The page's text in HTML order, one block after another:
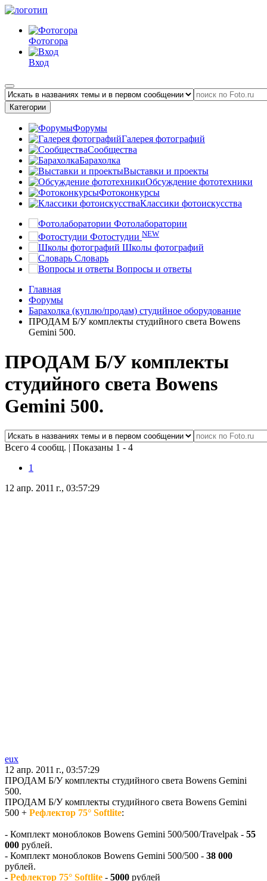
Фотогора
Вход
Категории
Форумы
Галерея фотографий
Сообщества
Барахолка
Выставки и проекты
Обсуждение фототехники
Фотоконкурсы
Классики фотоискусства
Фотолаборатории
Фотостудии NEW
Школы фотографий
Словарь
Вопросы и ответы
Главная
Форумы
Барахолка (куплю/продам) студийное оборудование
ПРОДАМ Б/У комплекты студийного света Bowens
Gemini 500.
ПРОДАМ Б/У комплекты
студийного света Bowens
Gemini 500.
Всего 4 сообщ. | Показаны 1 - 4
1
12 апр. 2011 г., 03:57:29
eux
12 апр. 2011 г., 03:57:29
ПРОДАМ Б/У комплекты студийного света Bowens Gemini
500.
ПРОДАМ Б/У комплекты студийного света Bowens Gemini
500 + Рефлектор 75° Softlite:
- Комплект моноблоков Bowens Gemini 500/500/Travelpak - 55
000 рублей.
- Комплект моноблоков Bowens Gemini 500/500 - 38 000
рублей.
- Рефлектор 75° Softlite - 5000 рублей